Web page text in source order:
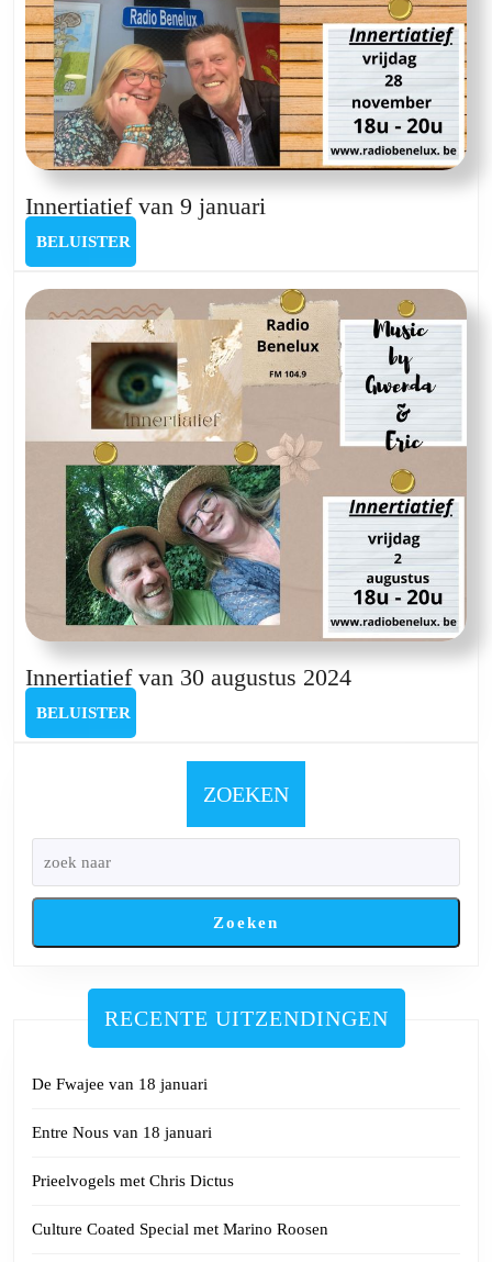
Innertiatief van 9 januari
januari
BELUISTER
Innertiatief van 30 augustus 2024Innertiatief
BELUISTER
ZOEKEN
Zoeken
RECENTE UITZENDINGEN
De Fwajee van 18 januari
Entre Nous van 18 januari
Prieelvogels met Chris Dictus
Culture Coated Special met Marino Roosen